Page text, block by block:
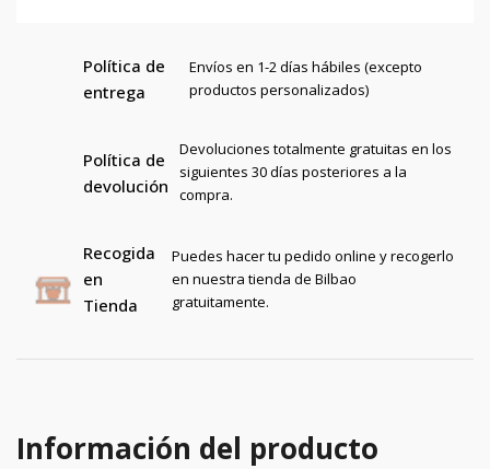
Política de
entrega
Envíos en 1-2 días hábiles (excepto
productos personalizados)
Política de
devolución
Devoluciones totalmente gratuitas en los
siguientes 30 días posteriores a la
compra.
Recogida
en
Tienda
Puedes hacer tu pedido online y recogerlo
en nuestra tienda de Bilbao
gratuitamente.
Información del producto